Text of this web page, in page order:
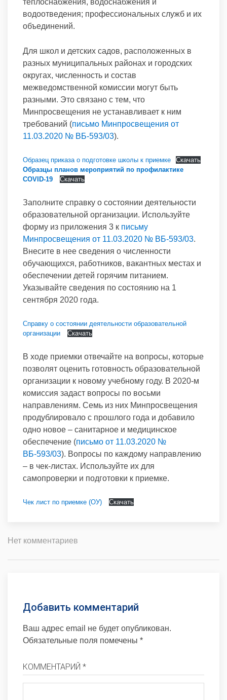
теплоснабжения, водоснабжения и
водоотведения; профессиональных служб и их
объединений.
Для школ и детских садов, расположенных в
разных муниципальных районах и городских
округах, численность и состав
межведомственной комиссии могут быть
разными. Это связано с тем, что
Минпросвещения не устанавливает к ним
требований (письмо Минпросвещения от
11.03.2020 № ВБ-593/03).
Образец приказа о подготовке школы к приемке
Скачать
Образцы планов мероприятий по профилактике
COVID-19
Скачать
Заполните справку о состоянии деятельности
образовательной организации. Используйте
форму из приложения 3 к письму
Минпросвещения от 11.03.2020 № ВБ-593/03.
Внесите в нее сведения о численности
обучающихся, работников, вакантных местах и
обеспечении детей горячим питанием.
Указывайте сведения по состоянию на 1
сентября 2020 года.
Справку о состоянии деятельности образовательной
организации
Скачать
В ходе приемки отвечайте на вопросы, которые
позволят оценить готовность образовательной
организации к новому учебному году. В 2020-м
комиссия задаст вопросы по восьми
направлениям. Семь из них Минпросвещения
продублировало с прошлого года и добавило
одно новое – санитарное и медицинское
обеспечение (письмо от 11.03.2020 №
ВБ-593/03). Вопросы по каждому направлению
– в чек-листах. Используйте их для
самопроверки и подготовки к приемке.
Чек лист по приемке (ОУ) Скачать
Нет комментариев
Добавить комментарий
Ваш адрес email не будет опубликован.
Обязательные поля помечены *
КОММЕНТАРИЙ *